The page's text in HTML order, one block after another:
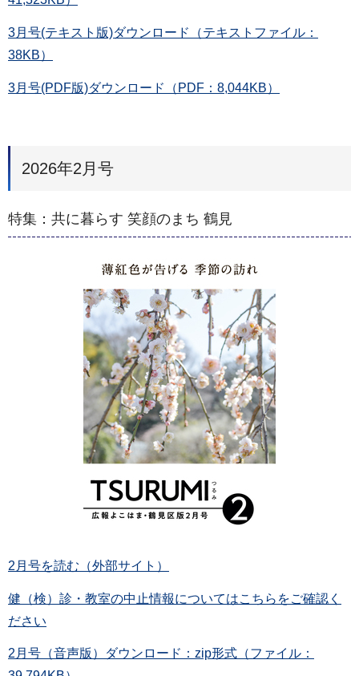
3月号(テキスト版)ダウンロード（テキストファイル：
38KB）
3月号(PDF版)ダウンロード（PDF：8,044KB）
2026年2月号
特集：共に暮らす 笑顔のまち 鶴見
2月号を読む（外部サイト）
健（検）診・教室の中止情報についてはこちらをご確認く
ださい
2月号（音声版）ダウンロード：zip形式（ファイル：